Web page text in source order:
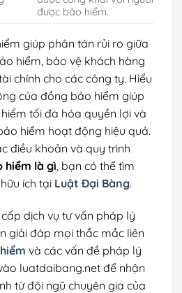
được bảo hiểm.
giúp phân tán rủi ro giữa
hiểm, bảo vệ khách hàng
chính cho các công ty. Hiểu
của đồng bảo hiểm giúp
tối đa hóa quyền lợi và
hiểm hoạt động hiệu quả.
điều khoản và quy trình
hiểm là gì, bạn có thể tìm
ích tại Luật Đại Bàng.
dịch vụ tư vấn pháp lý
giải đáp mọi thắc mắc liên
và các vấn đề pháp lý
luatdaibang.net để nhận
từ đội ngũ chuyên gia của